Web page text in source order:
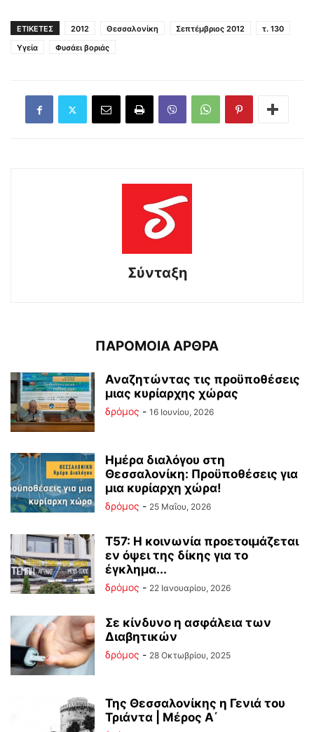
ΕΤΙΚΕΤΕΣ 2012 Θεσσαλονίκη Σεπτέμβριος 2012
τ. 130
Υγεία
Φυσάει βοριάς
Σύνταξη
ΠΑΡΟΜΟΙΑ ΑΡΘΡΑ
Αναζητώντας τις προϋποθέσεις
μιας κυρίαρχης χώρας
δρόμος - 16 Ιουνίου, 2026
Ημέρα διαλόγου στη
Θεσσαλονίκη: Προϋποθέσεις για
μια κυρίαρχη χώρα!
δρόμος - 25 Μαΐου, 2026
Τ57: Η κοινωνία προετοιμάζεται
εν όψει της δίκης για το
έγκλημα...
δρόμος - 22 Ιανουαρίου, 2026
Σε κίνδυνο η ασφάλεια των
Διαβητικών
δρόμος - 28 Οκτωβρίου, 2025
Της Θεσσαλονίκης η Γενιά του
Τριάντα | Μέρος Α΄